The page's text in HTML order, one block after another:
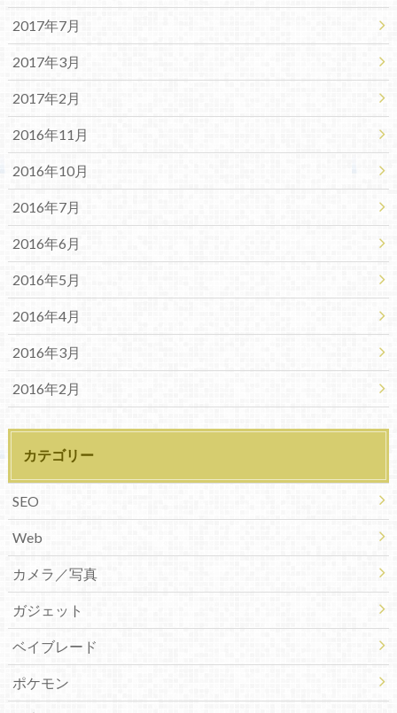
2017年7月
2017年3月
2017年2月
2016年11月
2016年10月
2016年7月
2016年6月
2016年5月
2016年4月
2016年3月
2016年2月
カテゴリー
SEO
Web
カメラ／写真
ガジェット
ベイブレード
ポケモン